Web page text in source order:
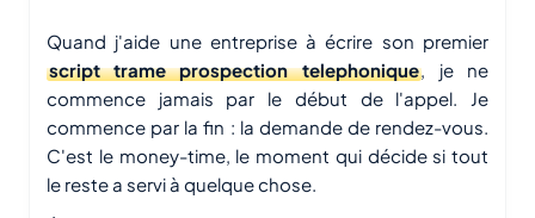
Quand j'aide une entreprise à écrire son premier
script trame prospection telephonique, je ne
commence jamais par le début de l'appel. Je
commence par la fin : la demande de rendez-vous.
C'est le money-time, le moment qui décide si tout
le reste a servi à quelque chose.